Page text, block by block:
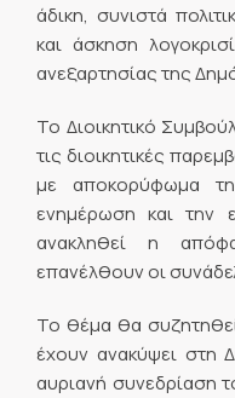
άδικη, συνιστά
και άσκηση
ανεξαρτησίας της
Το Διοικητικό
τις διοικητικές
με αποκορύφωμα
ενημέρωση και την
ανακληθεί η
επανέλθουν οι
Το θέμα θα
έχουν ανακύψει στη
αυριανή συνεδρίαση